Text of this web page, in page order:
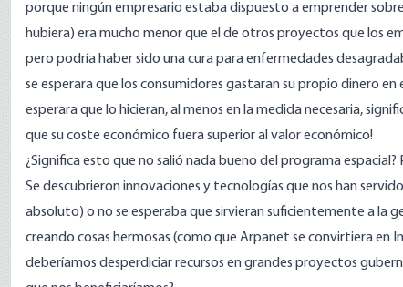
porque ningún empresario estaba dispuesto a emprender
hubiera) era mucho menor que el de otros proyectos que los
pero podría haber sido una cura para enfermedades
se esperara que los consumidores gastaran su propio dinero
esperara que lo hicieran, al menos en la medida necesaria,
que su coste económico fuera superior al valor económico!
¿Significa esto que no salió nada bueno del programa espacial?
Se descubrieron innovaciones y tecnologías que nos han
absoluto) o no se esperaba que sirvieran suficientemente a la
creando cosas hermosas (como que Arpanet se convirtiera en
deberíamos desperdiciar recursos en grandes proyectos